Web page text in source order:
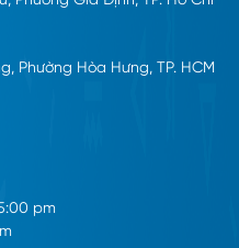
Phường Hòa Hưng, TP. HCM
pm